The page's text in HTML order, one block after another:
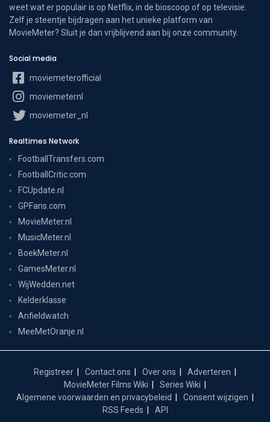
weet wat er populair is op Netflix, in de bioscoop of op televisie.
Zelf je steentje bijdragen aan het unieke platform van
MovieMeter? Sluit je dan vrijblijvend aan bij onze community.
Social media
moviemeterofficial
moviemeternl
moviemeter_nl
Realtimes Network
FootballTransfers.com
FootballCritic.com
FCUpdate.nl
GPFans.com
MovieMeter.nl
MusicMeter.nl
BoekMeter.nl
GamesMeter.nl
WijWedden.net
Kelderklasse
Anfieldwatch
MeeMetOranje.nl
Registreer Contact ons Over ons
Adverteren
MovieMeter Films Wiki
Series Wiki
Algemene voorwaarden en privacybeleid
Consent wijzigen
RSS Feeds
API